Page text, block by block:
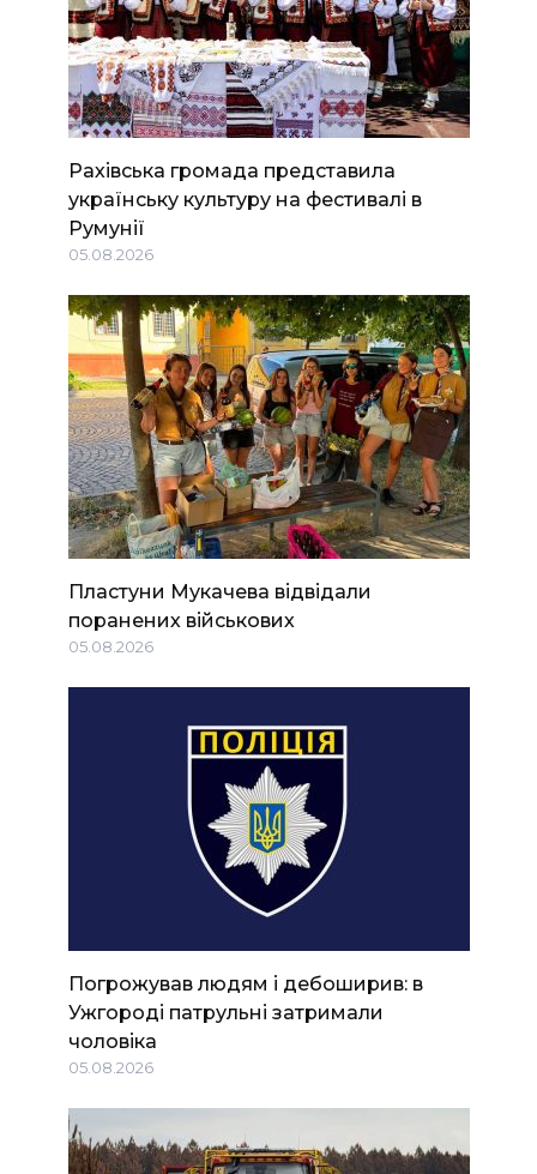
Рахівська громада представила
українську культуру на фестивалі в
Румунії
05.08.2026
Пластуни Мукачева відвідали
поранених військових
05.08.2026
Погрожував людям і дебоширив: в
Ужгороді патрульні затримали
чоловіка
05.08.2026